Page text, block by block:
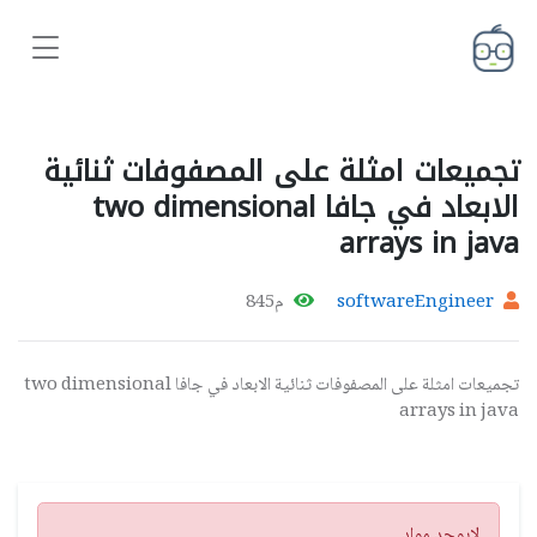
تجميعات امثلة على المصفوفات ثنائية
الابعاد في جافا two dimensional
arrays in java
softwareEngineer م845
تجميعات امثلة على المصفوفات ثنائية الابعاد في جافا two dimensional
arrays in java